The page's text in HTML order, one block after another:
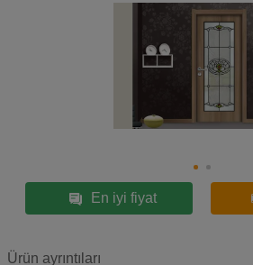
En iyi fiyat
Ürün ayrıntıları